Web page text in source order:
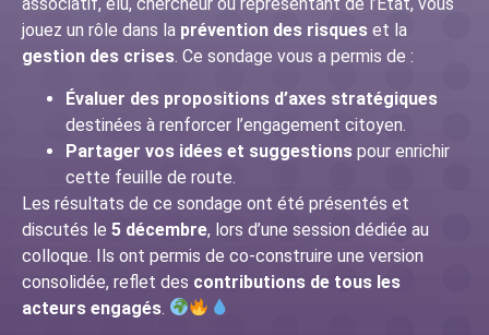
associatif, élu, chercheur ou représentant de l’État, vous
jouez un rôle dans la prévention des risques et la
gestion des crises. Ce sondage vous a permis de :
Évaluer des propositions d’axes stratégiques
destinées à renforcer l’engagement citoyen.
Partager vos idées et suggestions pour enrichir
cette feuille de route.
Les résultats de ce sondage ont été présentés et
discutés le 5 décembre, lors d’une session dédiée au
colloque. Ils ont permis de co-construire une version
consolidée, reflet des contributions de tous les
acteurs engagés.